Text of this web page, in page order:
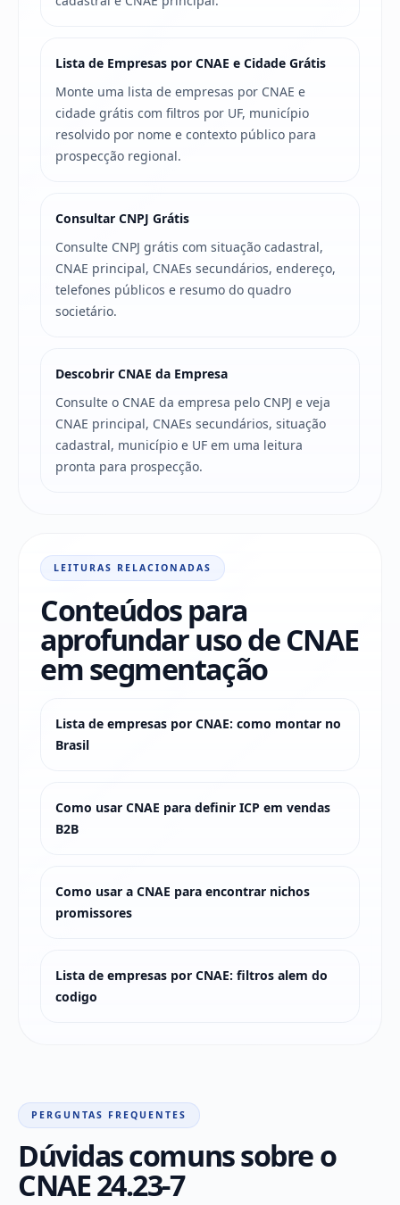
Lista de Empresas por CNAE e Cidade Grátis
Monte uma lista de empresas por CNAE e
cidade grátis com filtros por UF, município
resolvido por nome e contexto público para
prospecção regional.
Consultar CNPJ Grátis
Consulte CNPJ grátis com situação cadastral,
CNAE principal, CNAEs secundários, endereço,
telefones públicos e resumo do quadro
societário.
Descobrir CNAE da Empresa
Consulte o CNAE da empresa pelo CNPJ e veja
CNAE principal, CNAEs secundários, situação
cadastral, município e UF em uma leitura
pronta para prospecção.
LEITURAS RELACIONADAS
Conteúdos para
aprofundar uso de CNAE
em segmentação
Lista de empresas por CNAE: como montar no
Brasil
Como usar CNAE para definir ICP em vendas
B2B
Como usar a CNAE para encontrar nichos
promissores
Lista de empresas por CNAE: filtros alem do
codigo
PERGUNTAS FREQUENTES
Dúvidas comuns sobre o
CNAE 24.23-7